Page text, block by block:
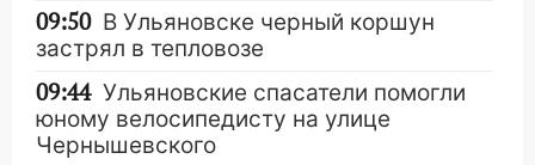
09:50 В Ульяновске черный коршун
застрял в тепловозе
09:44 Ульяновские спасатели помогли
юному велосипедисту на улице
Чернышевского